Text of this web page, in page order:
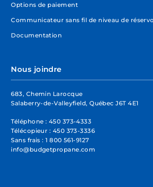
Options de paiement
Communicateur sans fil de niveau de
Documentation
Nous joindre
683, Chemin Larocque
Salaberry-de-Valleyfield, Québec J6T 4E1
Téléphone : 450 373-4333
Télécopieur : 450 373-3336
Sans frais :1 800 561-9127
info@budgetpropane.com